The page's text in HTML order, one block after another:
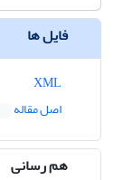
فایل ها
اصل مقاله
هم رسانی